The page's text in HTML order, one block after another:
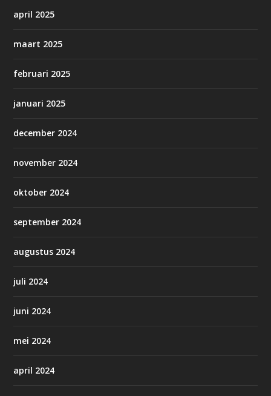
april 2025
maart 2025
februari 2025
januari 2025
december 2024
november 2024
oktober 2024
september 2024
augustus 2024
juli 2024
juni 2024
mei 2024
april 2024